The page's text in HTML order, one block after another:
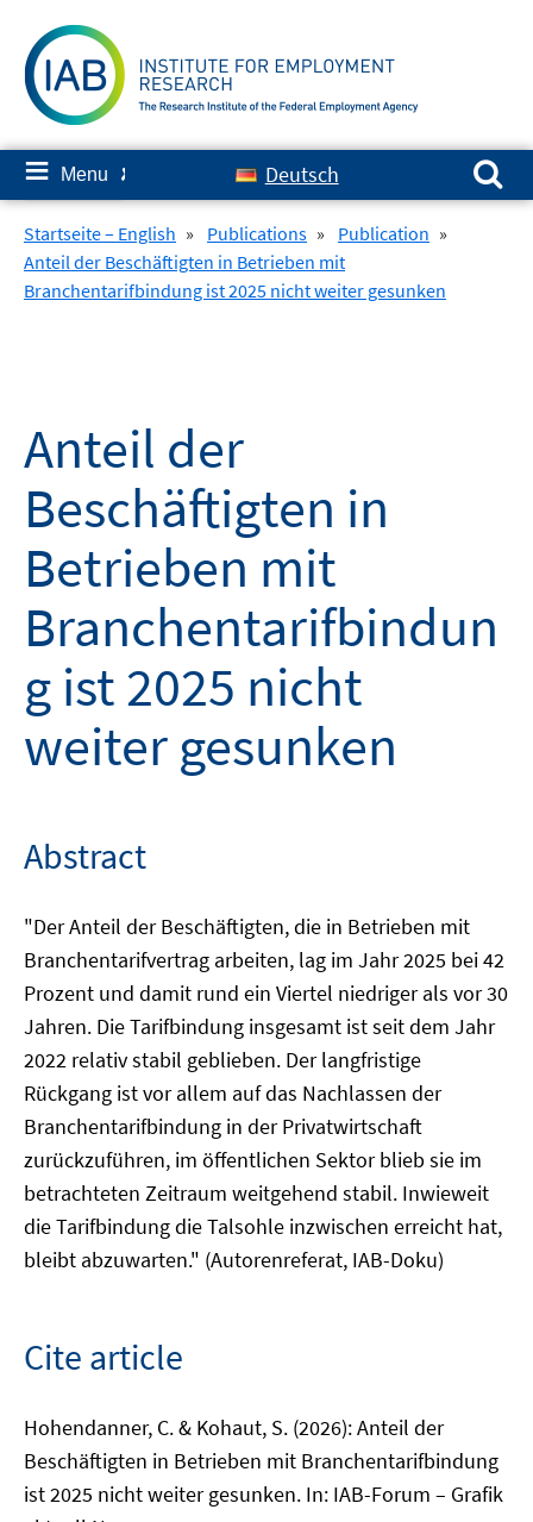
content
≡ Menu ✘ Deutsch
Search for:
Startseite – English » Publications » Publication »
Anteil der Beschäftigten in Betrieben mit
Branchentarifbindung ist 2025 nicht weiter gesunken
Anteil der
Beschäftigten in
Betrieben mit
Branchentarifbindun
g ist 2025 nicht
weiter gesunken
Abstract
"Der Anteil der Beschäftigten, die in Betrieben mit
Branchentarifvertrag arbeiten, lag im Jahr 2025 bei 42
Prozent und damit rund ein Viertel niedriger als vor 30
Jahren. Die Tarifbindung insgesamt ist seit dem Jahr
2022 relativ stabil geblieben. Der langfristige
Rückgang ist vor allem auf das Nachlassen der
Branchentarifbindung in der Privatwirtschaft
zurückzuführen, im öffentlichen Sektor blieb sie im
betrachteten Zeitraum weitgehend stabil. Inwieweit
die Tarifbindung die Talsohle inzwischen erreicht hat,
bleibt abzuwarten." (Autorenreferat, IAB-Doku)
Cite article
Hohendanner, C. & Kohaut, S. (2026): Anteil der
Beschäftigten in Betrieben mit Branchentarifbindung
ist 2025 nicht weiter gesunken. In: IAB-Forum – Grafik